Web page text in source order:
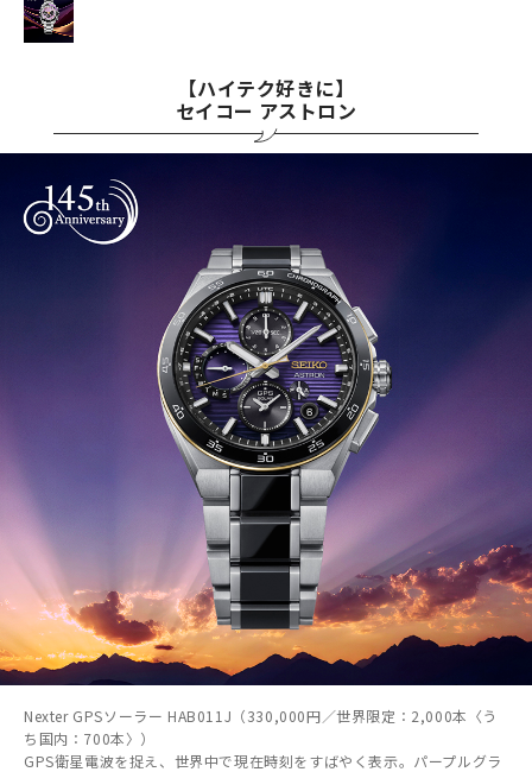
【ハイテク好きに】
セイコー アストロン
Nexter GPSソーラー HAB011J（330,000円／世界限定：2,000本〈う
ち国内：700本〉）
GPS衛星電波を捉え、世界中で現在時刻をすばやく表示。パープルグラ